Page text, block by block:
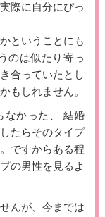
際に自分にぴっ
ということにも
のは似たり寄っ
合っていたとし
もしれません。
なかった、 結婚
たらそのタイプ
ですからある程
の男性を見るよ
んが、今までは